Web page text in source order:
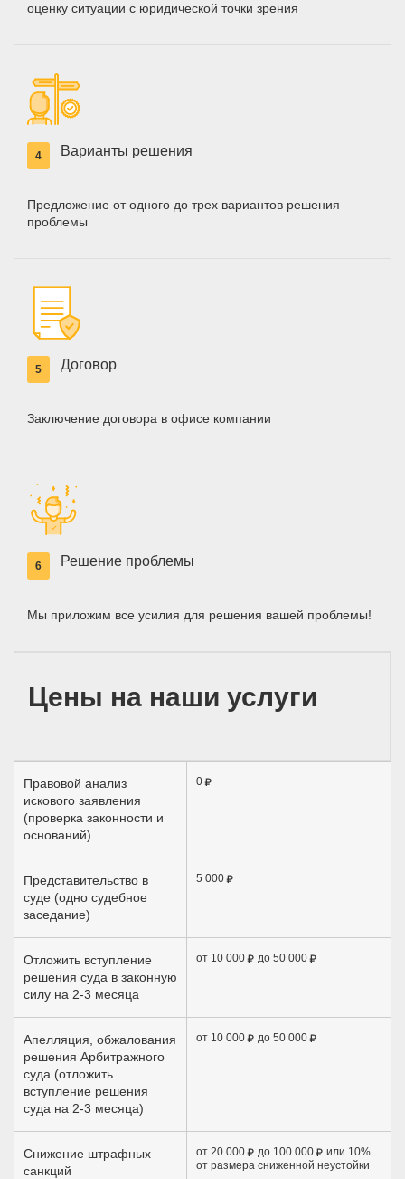
оценку ситуации с юридической точки зрения
4 Варианты решения
Предложение от одного до трех вариантов решения
проблемы
5 Договор
Заключение договора в офисе компании
6 Решение проблемы
Мы приложим все усилия для решения вашей проблемы!
Цены на наши услуги
Правовой анализ
искового заявления
(проверка законности и
оснований)
0
Представительство в
суде (одно судебное
заседание)
5 000
Отложить вступление
решения суда в законную
силу на 2-3 месяца
от 10 000 до 50 000
Апелляция, обжалования
решения Арбитражного
суда (отложить
вступление решения
суда на 2-3 месяца)
от 10 000 до 50 000
Снижение штрафных
санкций
от 20 000 до 100 000
или 10%
от размера сниженной неустойки